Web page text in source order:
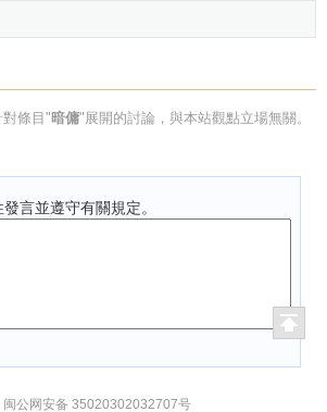
條目"暗傭"展開的討論，與本站觀點立場無關。
言並遵守有關規定。
闽公网安备 35020302032707号